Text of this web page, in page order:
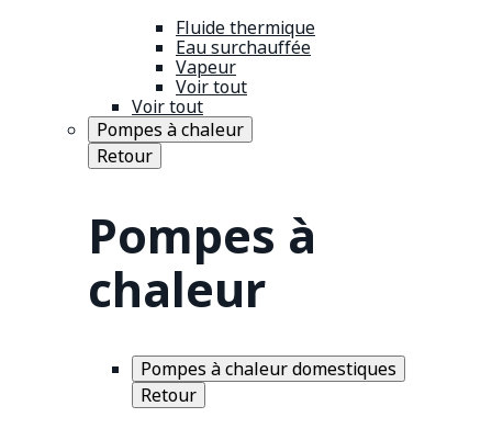
Fluide thermique
Eau surchauffée
Vapeur
Voir tout
Voir tout
Pompes à chaleur
Retour
Pompes à
chaleur
Pompes à chaleur domestiques
Retour